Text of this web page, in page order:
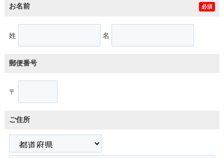
お名前 必須
姓 名
郵便番号
〒
ご住所